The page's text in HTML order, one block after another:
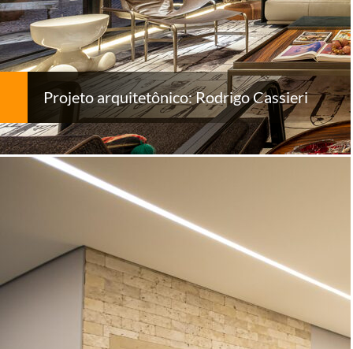
Projeto arquitetônico: Rodrigo Cassieri